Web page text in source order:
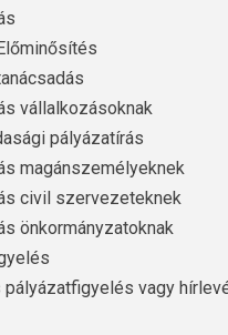
vállalkozásoknak
pályázatírás
magánszemélyeknek
civil szervezeteknek
önkormányzatoknak
pályázatfigyelés vagy